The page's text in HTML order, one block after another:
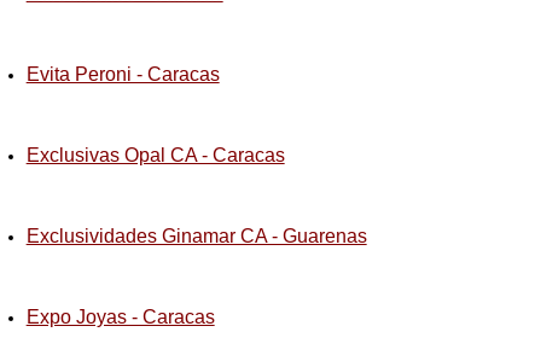
Evita Peroni - Caracas
Exclusivas Opal CA - Caracas
Exclusividades Ginamar CA - Guarenas
Expo Joyas - Caracas